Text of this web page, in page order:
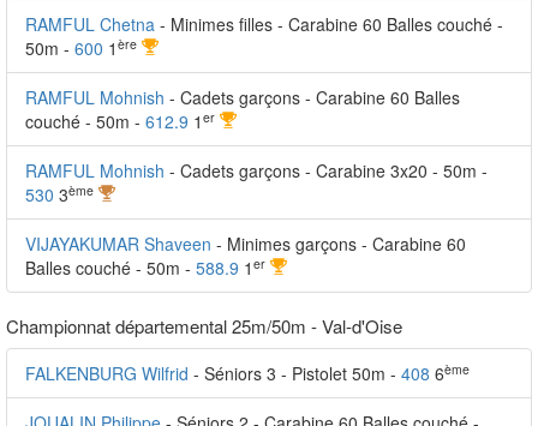
RAMFUL Chetna - Minimes filles - Carabine 60 Balles couché -
50m - 600 1 ère
RAMFUL Mohnish - Cadets garçons - Carabine 60 Balles
couché - 50m - 612.9 1 er
RAMFUL Mohnish - Cadets garçons - Carabine 3x20 - 50m -
530 3ème
VIJAYAKUMAR Shaveen - Minimes garçons - Carabine 60
Balles couché - 50m - 588.9 1 er
Championnat départemental 25m/50m - Val-d'Oise
FALKENBURG Wilfrid - Séniors 3 - Pistolet 50m - 408 6ème